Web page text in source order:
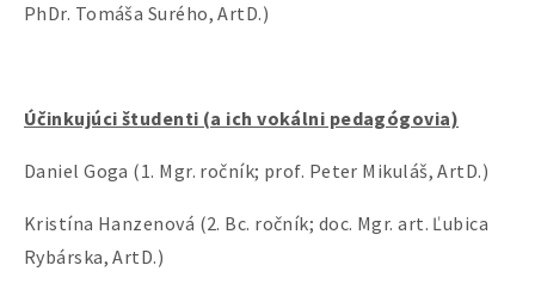
PhDr. Tomáša Surého, ArtD.)
Účinkujúci študenti (a ich vokálni pedagógovia)
Daniel Goga (1. Mgr. ročník; prof. Peter Mikuláš, ArtD.)
Kristína Hanzenová (2. Bc. ročník; doc. Mgr. art. Ľubica
Rybárska, ArtD.)